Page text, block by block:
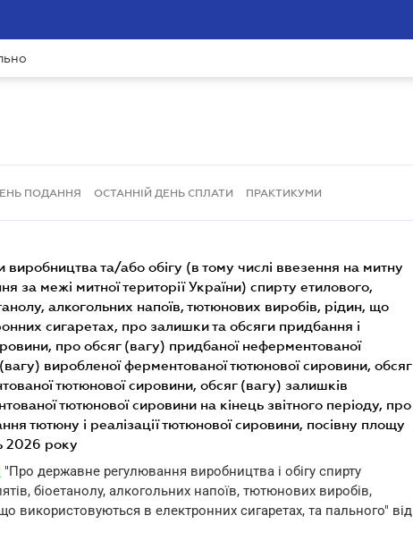
ПОДАННЯ ОСТАННІЙ ДЕНЬ СПЛАТИ ПРАКТИКУМИ
за межі митної території України) спирту етилового,
алкогольних напоїв, тютюнових виробів, рідин, що
сигаретах, про залишки та обсяги придбання і
про обсяг (вагу) придбаної неферментованої
виробленої ферментованої тютюнової сировини, обсяг
тютюнової сировини, обсяг (вагу) залишків
тютюнової сировини на кінець звітного періоду, про
тютюну і реалізації тютюнової сировини, посівну площу
2026 року
"Про державне регулювання виробництва і обігу спирту
біоетанолу, алкогольних напоїв, тютюнових виробів,
використовуються в електронних сигаретах, та пального" від